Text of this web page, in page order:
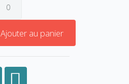
Ajouter au panier